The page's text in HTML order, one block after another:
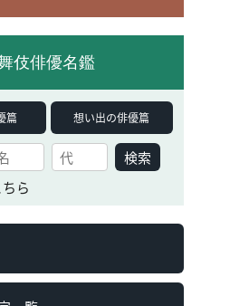
伎俳優名鑑
篇 想い出の俳優篇
検索
ら